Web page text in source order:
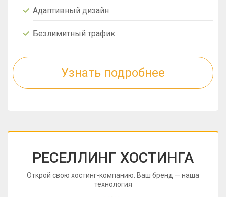
Адаптивный дизайн
Безлимитный трафик
Узнать подробнее
РЕСЕЛЛИНГ ХОСТИНГА
Открой свою хостинг-компанию. Ваш бренд — наша
технология